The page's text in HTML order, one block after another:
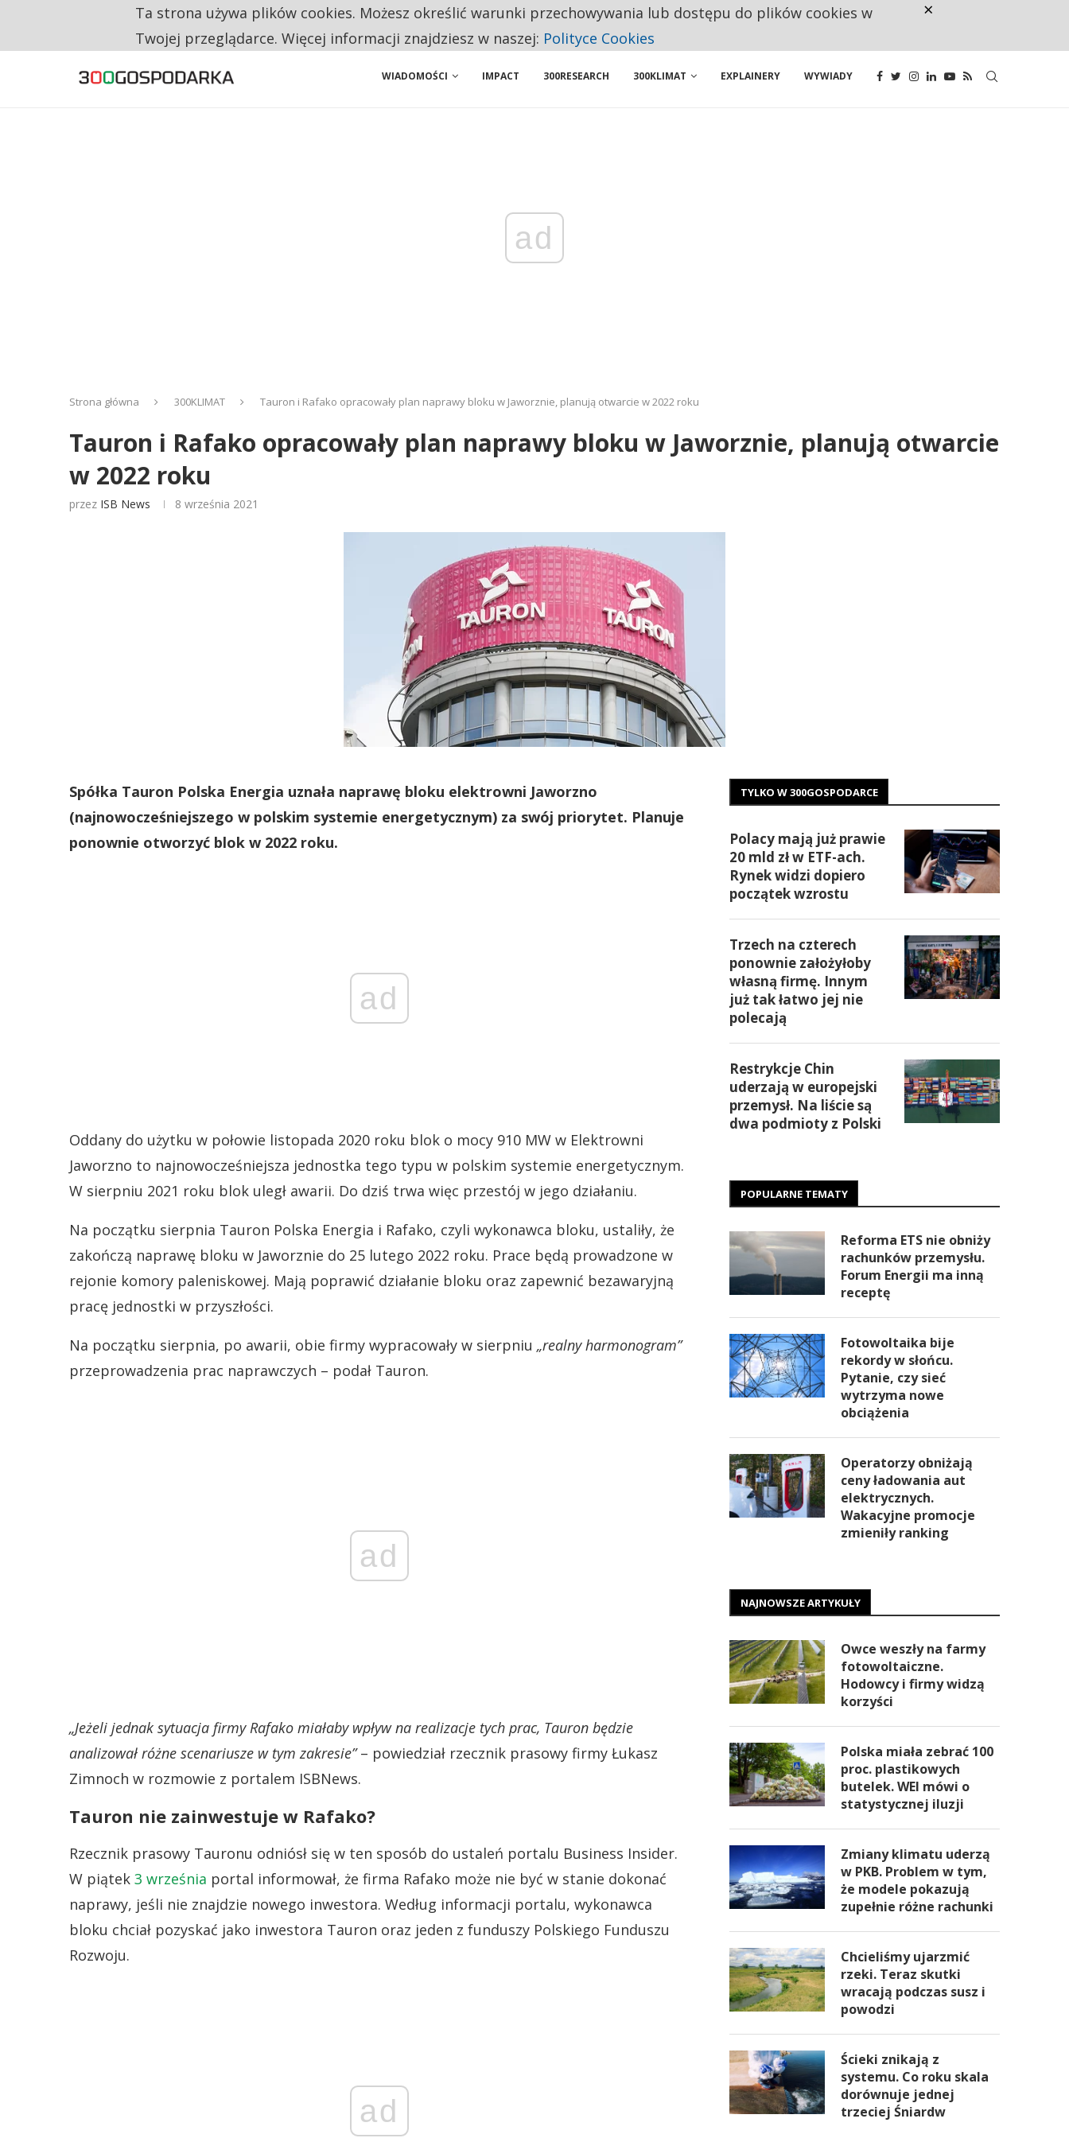
RESTRYKCJE CHIN UDERZAJĄ W EUROPEJSKI PRZEMYSŁ. NA LIŚCIE SĄ DWA PODMIOTY Z POLSKI
WIADOMOŚCI IMPACT 300RESEARCH 300KLIMAT EXPLAINERY WYWIADY
ad
Strona główna 300KLIMAT Tauron i Rafako opracowały plan naprawy bloku w Jaworznie, planują otwarcie w 2022 roku
Tauron i Rafako opracowały plan naprawy bloku w Jaworznie, planują otwarcie
w 2022 roku
przez ISB News 8 września 2021
Spółka Tauron Polska Energia uznała naprawę bloku elektrowni Jaworzno
(najnowocześniejszego w polskim systemie energetycznym) za swój priorytet. Planuje
ponownie otworzyć blok w 2022 roku.
ad
Oddany do użytku w połowie listopada 2020 roku blok o mocy 910 MW w Elektrowni
Jaworzno to najnowocześniejsza jednostka tego typu w polskim systemie energetycznym.
W sierpniu 2021 roku blok uległ awarii. Do dziś trwa więc przestój w jego działaniu.
Na początku sierpnia Tauron Polska Energia i Rafako, czyli wykonawca bloku, ustaliły, że
zakończą naprawę bloku w Jaworznie do 25 lutego 2022 roku. Prace będą prowadzone w
rejonie komory paleniskowej. Mają poprawić działanie bloku oraz zapewnić bezawaryjną
pracę jednostki w przyszłości.
Na początku sierpnia, po awarii, obie firmy wypracowały w sierpniu „realny harmonogram”
przeprowadzenia prac naprawczych – podał Tauron.
ad
„Jeżeli jednak sytuacja firmy Rafako miałaby wpływ na realizacje tych prac, Tauron będzie
analizował różne scenariusze w tym zakresie”– powiedział rzecznik prasowy firmy Łukasz
Zimnoch w rozmowie z portalem ISBNews.
Tauron nie zainwestuje w Rafako?
Rzecznik prasowy Tauronu odniósł się w ten sposób do ustaleń portalu Business Insider.
W piątek 3 września portal informował, że firma Rafako może nie być w stanie dokonać
naprawy, jeśli nie znajdzie nowego inwestora. Według informacji portalu, wykonawca
bloku chciał pozyskać jako inwestora Tauron oraz jeden z funduszy Polskiego Funduszu
Rozwoju.
ad
TYLKO W 300GOSPODARCE
Polacy mają już prawie
20 mld zł w ETF-ach.
Rynek widzi dopiero
początek wzrostu
Trzech na czterech
ponownie założyłoby
własną firmę. Innym
już tak łatwo jej nie
polecają
Restrykcje Chin
uderzają w europejski
przemysł. Na liście są
dwa podmioty z Polski
POPULARNE TEMATY
Reforma ETS nie obniży
rachunków przemysłu.
Forum Energii ma inną
receptę
Fotowoltaika bije
rekordy w słońcu.
Pytanie, czy sieć
wytrzyma nowe
obciążenia
Operatorzy obniżają
ceny ładowania aut
elektrycznych.
Wakacyjne promocje
zmieniły ranking
NAJNOWSZE ARTYKUŁY
Owce weszły na farmy
fotowoltaiczne.
Hodowcy i firmy widzą
korzyści
Polska miała zebrać 100
proc. plastikowych
butelek. WEI mówi o
statystycznej iluzji
Zmiany klimatu uderzą
w PKB. Problem w tym,
że modele pokazują
zupełnie różne rachunki
Chcieliśmy ujarzmić
rzeki. Teraz skutki
wracają podczas susz i
powodzi
Ścieki znikają z
systemu. Co roku skala
dorównuje jednej
trzeciej Śniardw
Ta strona używa plików cookies. Możesz określić warunki przechowywania lub dostępu do plików cookies w
Twojej przeglądarce. Więcej informacji znajdziesz w naszej: Polityce Cookies
×